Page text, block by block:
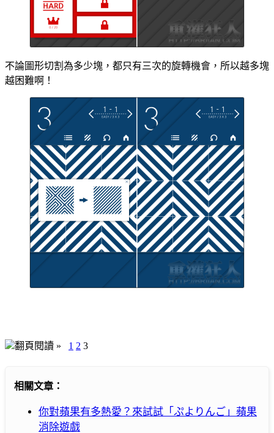
不論圖形切割為多少塊，都只有三次的旋轉機會，所以越多塊
越困難啊！
翻頁閱讀 » 1 2 3
相關文章：
你對蘋果有多熱愛？來試試「ぷよりんご」蘋果
消除遊戲